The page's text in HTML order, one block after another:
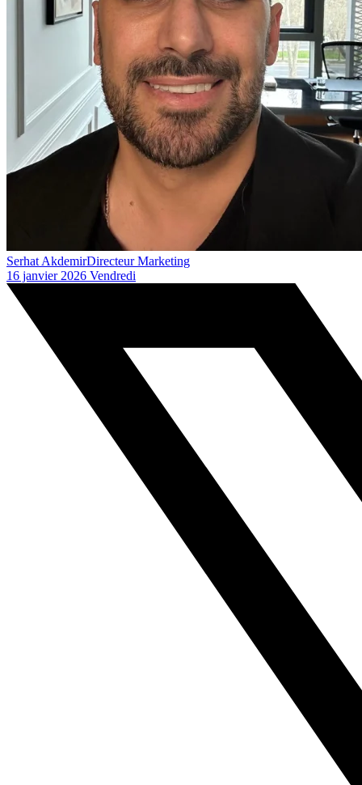
Serhat AkdemirDirecteur Marketing
16 janvier 2026 Vendredi